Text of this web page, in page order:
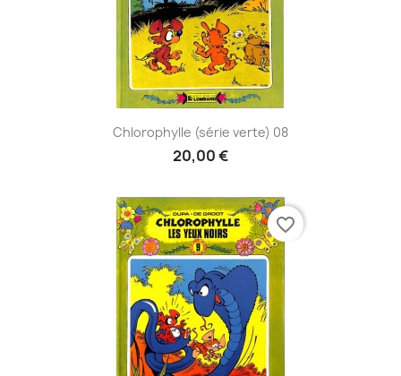
Chlorophylle (série verte) 08
20,00 €
favorite_border